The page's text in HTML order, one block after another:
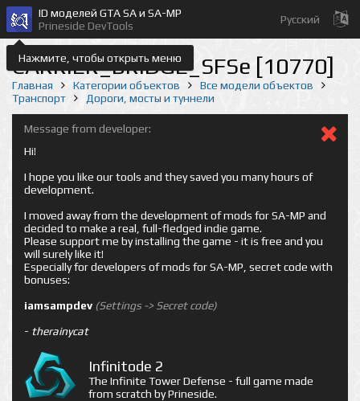
Нажмите, чтобы открыть меню
ID моделей GTA SA и SA-MP
Prineside DevTools
Русский
CARRIER_BRIDGE_SFSe [10770]
Главная Категории объектов
Все модели объектов
Транспорт
Дороги, мосты и туннели
Message from developer:
Hi!
I hope you like our tools and they saved you many hours of
development.
I moved away from the development of mods for SA-MP and
decided to make a real, full-fledged indie game.
Please support me by installing the game - it is free and you
will surely like it!
Especially for developers of mods for SA-MP, secret code with
bonuses:
iamsampdev (Settings -> Secret code)
- therainycat
Infinitode 2
The Infinite Tower Defense - full game made
from scratch by Prineside.